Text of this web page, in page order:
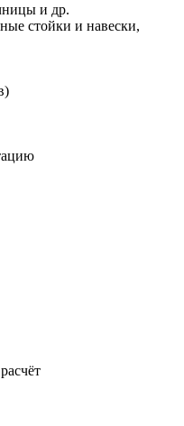
и др.
стойки и навески,